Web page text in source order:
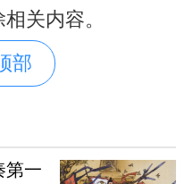
关内容。
部
第一